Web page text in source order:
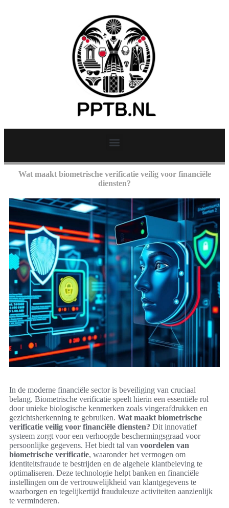
Wat maakt biometrische verificatie veilig voor financiële
diensten?
In de moderne financiële sector is beveiliging van cruciaal
belang. Biometrische verificatie speelt hierin een essentiële rol
door unieke biologische kenmerken zoals vingerafdrukken en
gezichtsherkenning te gebruiken. Wat maakt biometrische
verificatie veilig voor financiële diensten? Dit innovatief
systeem zorgt voor een verhoogde beschermingsgraad voor
persoonlijke gegevens. Het biedt tal van voordelen van
biometrische verificatie, waaronder het vermogen om
identiteitsfraude te bestrijden en de algehele klantbeleving te
optimaliseren. Deze technologie helpt banken en financiële
instellingen om de vertrouwelijkheid van klantgegevens te
waarborgen en tegelijkertijd frauduleuze activiteiten aanzienlijk
te verminderen.